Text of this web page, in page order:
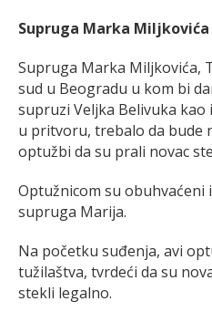
Supruga Marka
Supruga Marka Miljkovića,
sud u Beogradu u kom bi
supruzi Veljka Belivuka
u pritvoru, trebalo da bude
optužbi da su prali novac
Optužnicom su obuhvaćeni
supruga Marija.
Na početku suđenja, avi
tužilaštva, tvrdeći da su
stekli legalno.